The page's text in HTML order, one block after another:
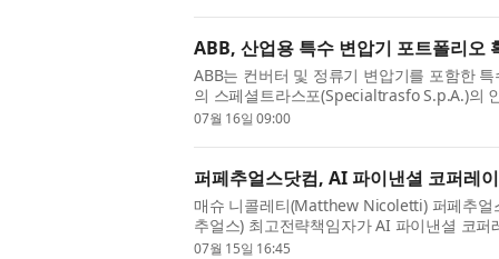
ABB, 산업용 특수 변압기 포트폴리오
ABB는 컨버터 및 정류기 변압기를 포함한
의 스페셜트라스포(Specialtrasfo S.p.A.)의
탈리아 내 3개의 생산시설과 130명 이상의
07월 16일 09:00
퍼페추얼스닷컴, AI 파이낸셜 코퍼레
매슈 니콜레티(Matthew Nicoletti) 퍼페추
추얼스) 최고전략책임자가 AI 파이낸셜 코
던 거래에 관한 성명을 발표했다. 그는 “퍼
07월 15일 16:45